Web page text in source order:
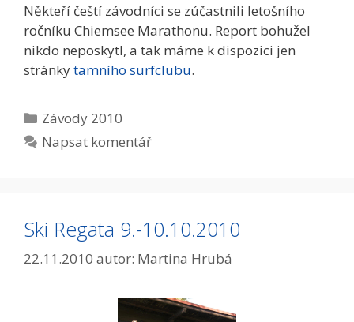
Někteří čeští závodníci se zúčastnili letošního
ročníku Chiemsee Marathonu. Report bohužel
nikdo neposkytl, a tak máme k dispozici jen
stránkytamního surfclubu.
Rubriky
Závody 2010
Napsat komentář
Ski Regata 9.-10.10.2010
22.11.2010 autor: Martina Hrubá